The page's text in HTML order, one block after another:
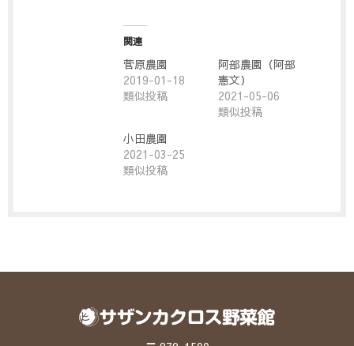
関連
菅原農園
2019-01-18
類似投稿
阿部農園（阿部
憲文）
2021-05-06
類似投稿
小田農園
2021-03-25
類似投稿